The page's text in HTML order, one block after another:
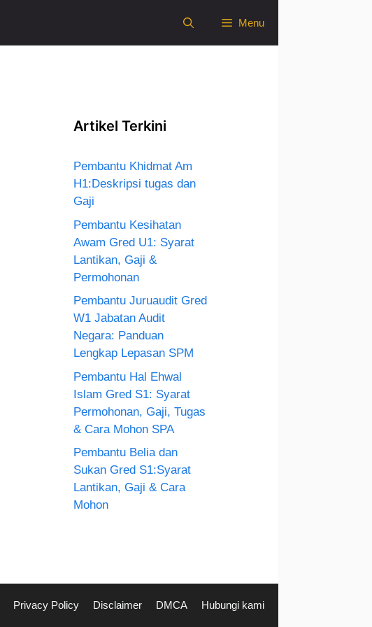
Menu
Artikel Terkini
Pembantu Khidmat Am
H1:Deskripsi tugas dan
Gaji
Pembantu Kesihatan
Awam Gred U1: Syarat
Lantikan, Gaji &
Permohonan
Pembantu Juruaudit Gred
W1 Jabatan Audit
Negara: Panduan
Lengkap Lepasan SPM
Pembantu Hal Ehwal
Islam Gred S1: Syarat
Permohonan, Gaji, Tugas
& Cara Mohon SPA
Pembantu Belia dan
Sukan Gred S1:Syarat
Lantikan, Gaji & Cara
Mohon
Privacy Policy Disclaimer DMCA Hubungi kami